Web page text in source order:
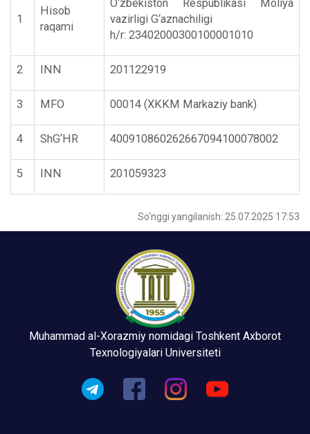
1
Hisob
raqami
O‘zbekiston Respublikasi Moliya
vazirligi G‘aznachiligi
h/r: 23402000300100001010
2 INN 201122919
3 MFO 00014 (XKKM Markaziy bank)
4 ShG‘HR 400910860262667094100078002
5 INN 201059323
So‘nggi yangilanish: 25.07.2025 17:53
Muhammad al-Xorazmiy nomidagi Toshkent Axborot
Texnologiyalari Universiteti